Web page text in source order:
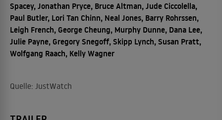
Spacey, Jonathan Pryce, Bruce Altman, Jude Ciccolella,
Paul Butler, Lori Tan Chinn, Neal Jones, Barry Rohrssen,
Leigh French, George Cheung, Murphy Dunne, Dana Lee,
Julie Payne, Gregory Snegoff, Skipp Lynch, Susan Pratt,
Wolfgang Raach, Kelly Wagner
Quelle: JustWatch